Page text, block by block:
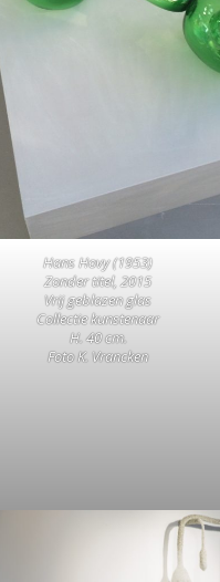
Hans Hovy (1953)
Zonder titel, 2015
Vrij geblazen glas
Collectie kunstenaar
H. 40 cm.
Foto K. Vrancken